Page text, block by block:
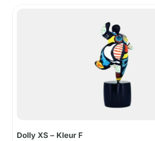
Dolly XS – Kleur F